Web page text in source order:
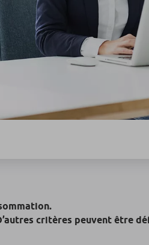
critères peuvent être